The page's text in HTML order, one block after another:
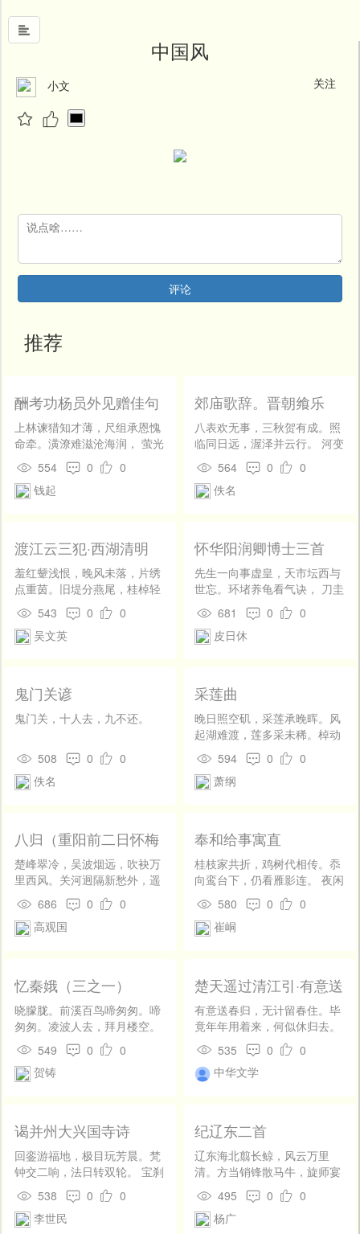
首
墨
人
堂
社
区
登
中国风
关注
小文
评论
推荐
酬考功杨员外见赠佳句
（黄卷读来今已老白头
受屈不曾言）
上林谏猎知才薄，尺组承恩愧
命牵。潢潦难滋沧海润， 萤光
空尽太阳前。虚名滥接登龙
士，野性宁忘种黍田。 相国无
私人守朴，何辞老去上皇年。
554 0
0
钱起
郊庙歌辞。晋朝飨乐
章。四举酒
八表欢无事，三秋贺有成。照
临同日远，渥泽并云行。 河变
千年色，山呼万岁声。愿修封
岱礼，方以称文明。
564 0
0
佚名
渡江云三犯·西湖清明
羞红颦浅恨，晚风未落，片绣
点重茵。旧堤分燕尾，桂棹轻
鸥，宝勒倚残云。千丝怨碧，
渐路入、仙坞迷津。肠漫回，
隔花时见，背面楚腰身。 逡
眼，宽带因春。明朝事与孤烟
冷，做满湖、风雨愁人。山黛
暝，尘波澹绿无痕。
543 0
0
吴文英
怀华阳润卿博士三首
先生一向事虚皇，天市坛西与
世忘。环堵养龟看气诀， 刀圭
饵犬试仙方。静探石脑衣裾
润，闲炼松脂院落香。 闻道征
贤须有诏，不知何日到良常。
闲话隐芝闻。石床卧苦浑无
藓，藤箧开稀恐有云。 料得虚
皇新诏样，青琼板上绿为文。
凤骨轻来称瘦容，华阳馆主未
成翁。数行玉札存心久， 一掬
云浆漱齿空。白石煮多熏屋
黑，丹砂埋久染泉红。 他年欲
681 0
0
皮日休
鬼门关谚
鬼门关，十人去，九不还。
508 0
0
佚名
采莲曲
晚日照空矶，采莲承晚晖。风
起湖难渡，莲多采未稀。棹动
芙蓉落，船移白鹭飞。荷丝傍
绕腕，菱角远牵衣。
594 0
0
萧纲
八归（重阳前二日怀梅
溪）
楚峰翠冷，吴波烟远，吹袂万
里西风。关河迥隔新愁外，遥
怜倦客音尘，未见征鸿。雨帽
风巾归梦杳，想吟思、吹入飞
蓬。料恨满、幽苑离宫。正愁
相伴，旧游回首，吹帽知与谁
同。想萸囊酒盏，暂时冷落菊
花丛。两凝＿，壮怀立尽，微
云斜照中。
686 0
0
高观国
奉和给事寓直
桂枝家共折，鸡树代相传。忝
向鸾台下，仍看雁影连。 夜闲
方步月，漏尽欲朝天。知去丹
墀近，明王许荐贤。
580 0
0
崔峒
忆秦娥（三之一）
晓朦胧。前溪百鸟啼匆匆。啼
匆匆。凌波人去，拜月楼空。
去年今日东门东。鲜妆辉映桃
花红。桃花红。吹开吹落，一
任东风。
549 0
0
贺铸
楚天遥过清江引·有意送
春归
有意送春归，无计留春住。毕
竟年年用着来，何似休归去。
目断楚天遥，不见春归路。风
急桃花也似愁，点点飞红雨。
535 0
0
中华文学
谒并州大兴国寺诗
回銮游福地，极目玩芳晨。梵
钟交二响，法日转双轮。 宝刹
遥承露，天花近足春。未佩兰
犹小，无丝柳尚新。 圆光低月
殿，碎影乱风筠。对此留馀
538 0
0
李世民
纪辽东二首
辽东海北翦长鲸，风云万里
清。方当销锋散马牛，旋师宴
镐京。前歌后舞振军威，饮至
解戎衣。判不徒行万里去，空
道五原归。 秉旄仗节定辽东，
495 0
0
杨广